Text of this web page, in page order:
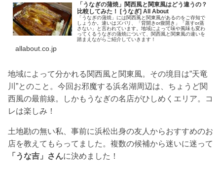
「うなぎの蒲焼」関西風と関東風はどう違うの？
比較してみた！ [うなぎ] All About
「うなぎの蒲焼」には関西風と関東風があるのをご存知で
しょうか。違いはズバリ、「背開きor腹開き」「蒸すor蒸
さない」と言われています。地域によって味や風味も変わ
ってくるうなぎの蒲焼について、関西風と関東風の違いを
踏まえながらご紹介していきます！
allabout.co.jp
地域によって分かれる関西風と関東風。その境目は”天竜
川”とのこと。今回お邪魔する浜名湖周辺は、ちょうど関
西風の最前線。しかもうなぎの名店がひしめくエリア。コ
レは楽しみ！
土地勘の無い私、事前に浜松出身の友人からおすすめのお
店を教えてもらってました。複数の候補から迷いに迷って
「うな吉」さんに決めました！